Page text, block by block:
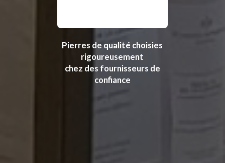
Pierres de qualité choisies
rigoureusement
chez des fournisseurs de
confiance